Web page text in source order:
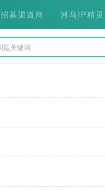
招募渠道商 河马IP精灵